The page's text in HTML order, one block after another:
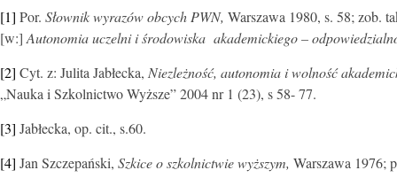
[1] Por. Słownik wyrazów obcych PWN, Warszawa 1980, s. 58; zob.
[w:]Autonomia uczelni i środowiska akademickiego –
[2] Cyt. z: Julita Jabłecka, Niezleżność, autonomia i wolność
„Nauka i Szkolnictwo Wyższe” 2004 nr 1 (23), s 58- 77.
[3] Jabłecka, op. cit., s.60.
[4] Jan Szczepański, Szkice o szkolnictwie wyższym, Warszawa 1976;